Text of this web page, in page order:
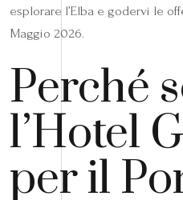
esplorare l’Elba e godervi le
Maggio 2026.
Perché
l’Hotel
per il